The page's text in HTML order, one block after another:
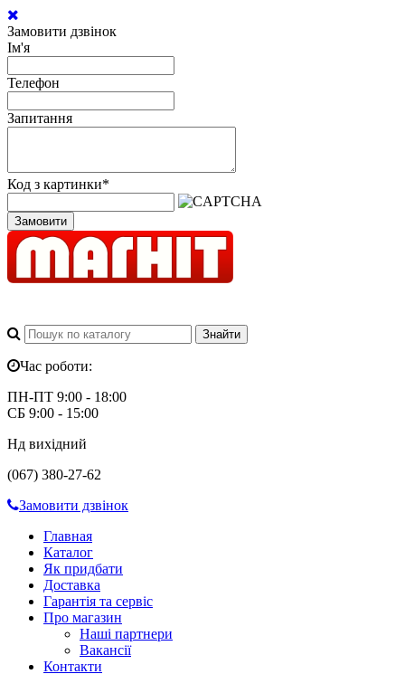
Замовити дзвінок
Ім'я
Телефон
Запитання
Код з картинки*
Замовити
Час роботи:
ПН-ПТ 9:00 - 18:00
СБ 9:00 - 15:00
Нд вихідний
(067) 380-27-62
Замовити дзвінок
Главная
Каталог
Як придбати
Доставка
Гарантія та сервіс
Про магазин
Наші партнери
Вакансії
Контакти